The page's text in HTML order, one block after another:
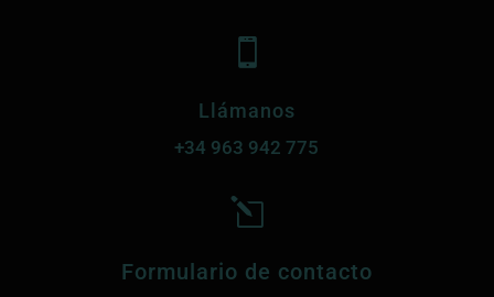

Llámanos
+34 963 942 775
l
Formulario de contacto